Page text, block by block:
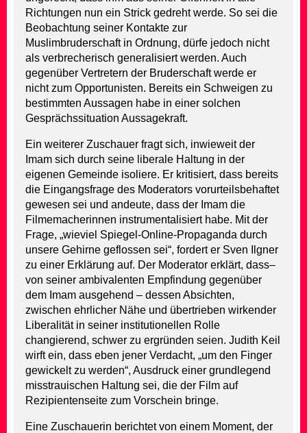
Richtungen nun ein Strick gedreht werde. So sei die
Beobachtung seiner Kontakte zur
Muslimbruderschaft in Ordnung, dürfe jedoch nicht
als verbrecherisch generalisiert werden. Auch
gegenüber Vertretern der Bruderschaft werde er
nicht zum Opportunisten. Bereits ein Schweigen zu
bestimmten Aussagen habe in einer solchen
Gesprächssituation Aussagekraft.
Ein weiterer Zuschauer fragt sich, inwieweit der
Imam sich durch seine liberale Haltung in der
eigenen Gemeinde isoliere. Er kritisiert, dass bereits
die Eingangsfrage des Moderators vorurteilsbehaftet
gewesen sei und andeute, dass der Imam die
Filmemacherinnen instrumentalisiert habe. Mit der
Frage, „wieviel Spiegel-Online-Propaganda durch
unsere Gehirne geflossen sei“, fordert er Sven Ilgner
zu einer Erklärung auf. Der Moderator erklärt, dass–
von seiner ambivalenten Empfindung gegenüber
dem Imam ausgehend – dessen Absichten,
zwischen ehrlicher Nähe und übertrieben wirkender
Liberalität in seiner institutionellen Rolle
changierend, schwer zu ergründen seien. Judith Keil
wirft ein, dass eben jener Verdacht, „um den Finger
gewickelt zu werden“, Ausdruck einer grundlegend
misstrauischen Haltung sei, die der Film auf
Rezipientenseite zum Vorschein bringe.
Eine Zuschauerin berichtet von einem Moment, der